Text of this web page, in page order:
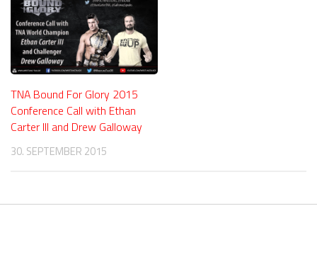
TNA Bound For Glory 2015
Conference Call with Ethan
Carter III and Drew Galloway
30. SEPTEMBER 2015